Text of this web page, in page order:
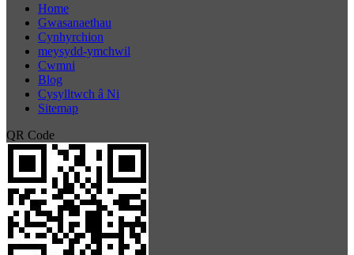
Home
Gwasanaethau
Cynhyrchion
meysydd-ymchwil
Cwmni
Blog
Cysylltwch â Ni
Sitemap
QR Code